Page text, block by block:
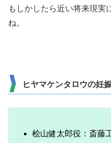
もしかしたら近い将来現実
ね。
ヒヤマケンタロウの妊
桧山健太郎役：斎藤